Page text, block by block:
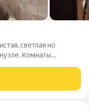
светлая но
Koмнаты
Один